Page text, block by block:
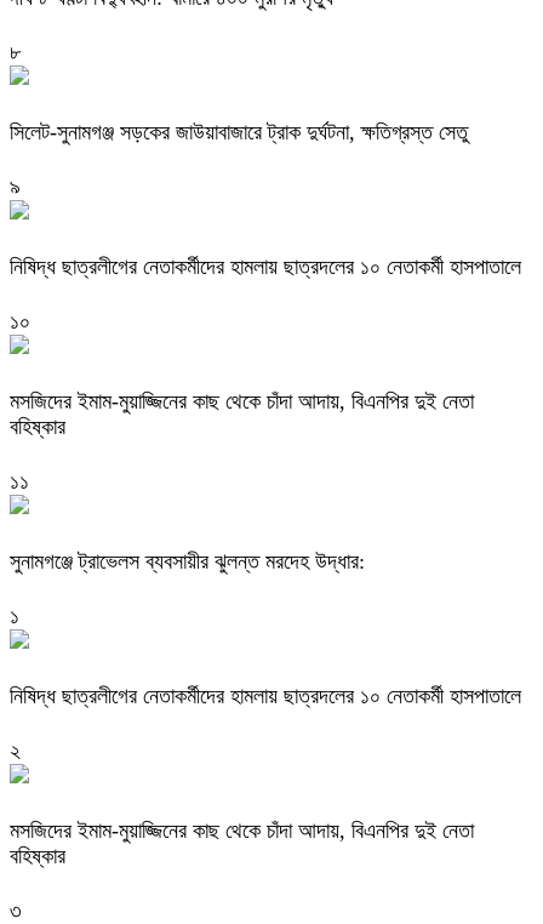
৮
‎সিলেট-সুনামগঞ্জ সড়কের জাউয়াবাজারে ট্রাক দুর্ঘটনা, ক্ষতিগ্রস্ত সেতু
৯
নিষিদ্ধ ছাত্রলীগের নেতাকর্মীদের হামলায় ছাত্রদলের ১০ নেতাকর্মী হাসপাতালে
১০
মসজিদের ইমাম-মুয়াজ্জিনের কাছ থেকে চাঁদা আদায়, বিএনপির দুই নেতা
বহিষ্কার
১১
সুনামগঞ্জে ট্রাভেলস ব্যবসায়ীর ঝুলন্ত মরদেহ উদ্ধার:
১
নিষিদ্ধ ছাত্রলীগের নেতাকর্মীদের হামলায় ছাত্রদলের ১০ নেতাকর্মী হাসপাতালে
২
মসজিদের ইমাম-মুয়াজ্জিনের কাছ থেকে চাঁদা আদায়, বিএনপির দুই নেতা
বহিষ্কার
৩